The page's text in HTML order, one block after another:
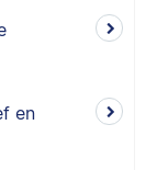
en